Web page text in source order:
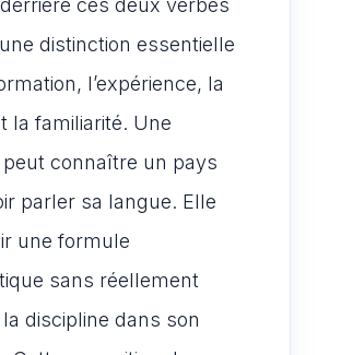
ces deux verbes
distinction essentielle
l’expérience, la
la familiarité. Une
connaître un pays
parler sa langue. Elle
une formule
sans réellement
discipline dans son